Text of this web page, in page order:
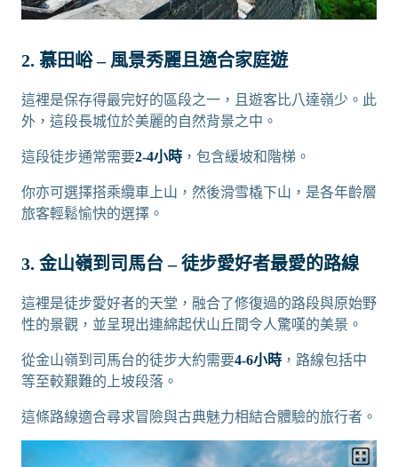
2. 慕田峪 – 風景秀麗且適合家庭遊
這裡是保存得最完好的區段之一，且遊客比八達嶺少。此
外，這段長城位於美麗的自然背景之中。
這段徒步通常需要2-4小時 ，包含緩坡和階梯。
你亦可選擇搭乘纜車上山，然後滑雪橇下山，是各年齡層
旅客輕鬆愉快的選擇。
3. 金山嶺到司馬台 – 徒步愛好者最愛的路線
這裡是徒步愛好者的天堂，融合了修復過的路段與原始野
性的景觀，並呈現出連綿起伏山丘間令人驚嘆的美景。
從金山嶺到司馬台的徒步大約需要4-6小時 ，路線包括中
等至較艱難的上坡段落。
這條路線適合尋求冒險與古典魅力相結合體驗的旅行者。